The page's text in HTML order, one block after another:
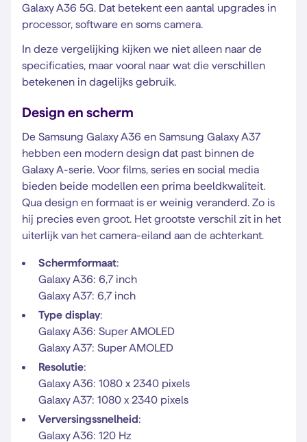
Galaxy A36 5G. Dat betekent een aantal upgrades in
processor, software en soms camera.
In deze vergelijking kijken we niet alleen naar de
specificaties, maar vooral naar wat die verschillen
betekenen in dagelijks gebruik.
Design en scherm
De Samsung Galaxy A36 en Samsung Galaxy A37
hebben een modern design dat past binnen de
Galaxy A-serie. Voor films, series en social media
bieden beide modellen een prima beeldkwaliteit.
Qua design en formaat is er weinig veranderd. Zo is
hij precies even groot. Het grootste verschil zit in het
uiterlijk van het camera-eiland aan de achterkant.
Schermformaat:
Galaxy A36: 6,7 inch
Galaxy A37: 6,7 inch
Type display:
Galaxy A36: Super AMOLED
Galaxy A37: Super AMOLED
Resolutie:
Galaxy A36: 1080 x 2340 pixels
Galaxy A37: 1080 x 2340 pixels
Verversingssnelheid:
Galaxy A36: 120 Hz